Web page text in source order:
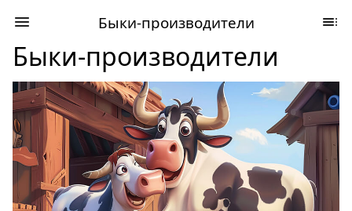
Быки-производители
Быки-производители